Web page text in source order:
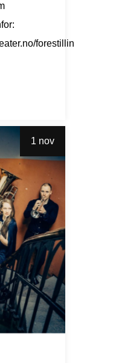
forestillin
1 nov